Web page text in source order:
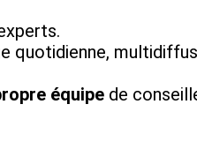
quotidienne,
équipe de